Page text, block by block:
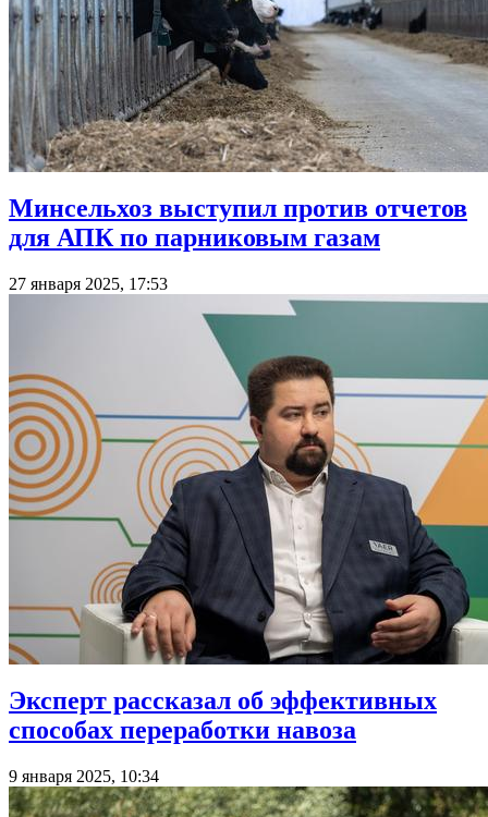
Минсельхоз выступил против отчетов
для АПК по парниковым газам
27 января 2025, 17:53
Эксперт рассказал об эффективных
способах переработки навоза
9 января 2025, 10:34